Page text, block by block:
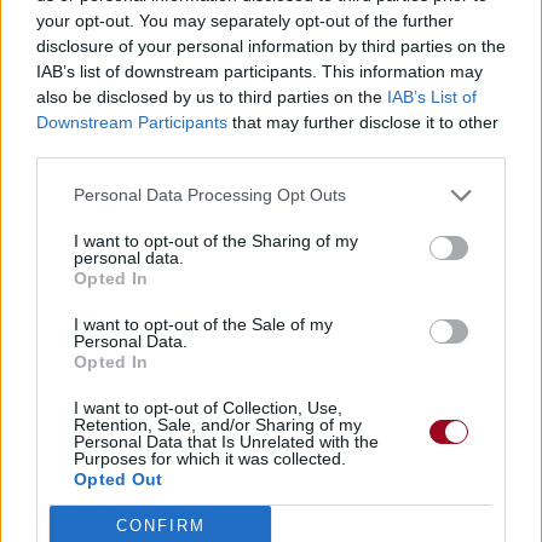
your opt-out. You may separately opt-out of the further
disclosure of your personal information by third parties on the
IAB’s list of downstream participants. This information may
also be disclosed by us to third parties on the IAB’s List of
Downstream Participants that may further disclose it to other
Personal Data Processing Opt Outs
I want to opt-out of the Sharing of my
personal data.
Opted In
I want to opt-out of the Sale of my
Personal Data.
Opted In
I want to opt-out of Collection, Use,
Retention, Sale, and/or Sharing of my
Personal Data that Is Unrelated with the
Purposes for which it was collected.
Opted Out
CONFIRM